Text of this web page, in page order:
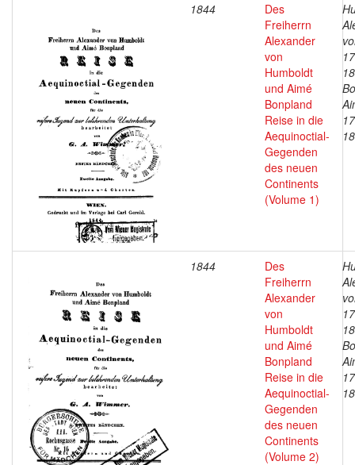
1844
Des
Freiherrn
Alexander
von
Humboldt
und Aimé
Bonpland
Reise in die
Aequinoctial-
Gegenden
des neuen
Continents
(Volume 1)
1844
Des
Freiherrn
Alexander
von
Humboldt
und Aimé
Bonpland
Reise in die
Aequinoctial-
Gegenden
des neuen
Continents
(Volume 2)